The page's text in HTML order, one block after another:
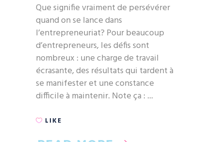
Que signifie vraiment de persévérer
quand on se lance dans
l’entrepreneuriat? Pour beaucoup
d’entrepreneurs, les défis sont
nombreux : une charge de travail
écrasante, des résultats qui tardent à
se manifester et une constance
difficile à maintenir. Note ça :
LIKE